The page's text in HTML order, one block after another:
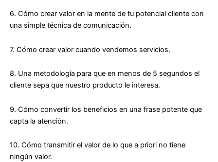
6. Cómo crear valor en la mente de tu potencial cliente con
una simple técnica de comunicación.
7. Cómo crear valor cuando vendemos servicios.
8. Una metodología para que en menos de 5 segundos el
cliente sepa que nuestro producto le interesa.
9. Cómo convertir los beneficios en una frase potente que
capta la atención.
10. Cómo transmitir el valor de lo que a priori no tiene
ningún valor.